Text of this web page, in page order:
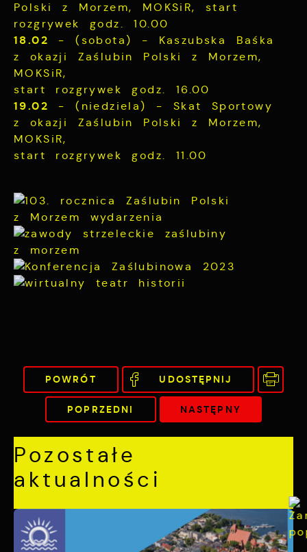
Polski z Morzem, MOKSiR, start
rozgrywek godz. 10.00
18.02
- (sobota) - Kaszubska Baśka
z okazji Zaślubin Polski z Morzem,
MOKSiR,
start rozgrywek godz. 16.00
19.02
- (niedziela) - Skat Sportowy
z okazji Zaślubin Polski z Morzem,
MOKSiR,
start rozgrywek godz. 11.00
POWRÓT UDOSTĘPNIJ
POPRZEDNI NASTĘPNY
Pozostałe
aktualności